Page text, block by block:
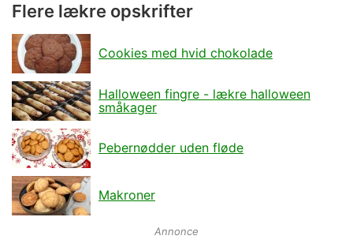
Flere lækre opskrifter
Cookies med hvid chokolade
Halloween fingre - lækre halloween
småkager
Pebernødder uden fløde
Makroner
Annonce